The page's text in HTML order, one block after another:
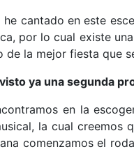
cantado en este
por lo cual existe
de la mejor fiesta que
ya una segunda
en la
la cual creemos
comenzamos el